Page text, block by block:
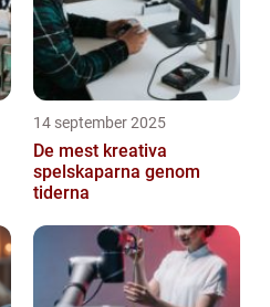
14 september 2025
De mest kreativa
spelskaparna genom
tiderna